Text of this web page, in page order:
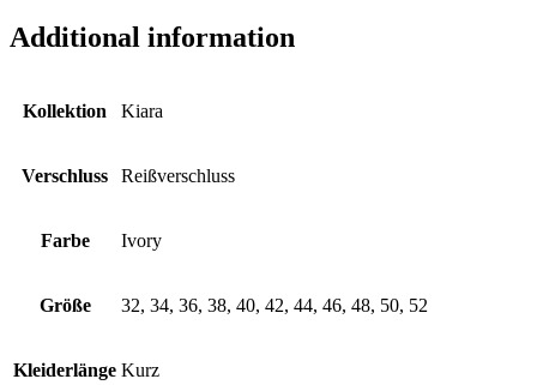
Additional information
Kollektion Kiara
Verschluss Reißverschluss
Farbe Ivory
Größe 32, 34, 36, 38, 40, 42, 44, 46, 48, 50, 52
Kleiderlänge Kurz